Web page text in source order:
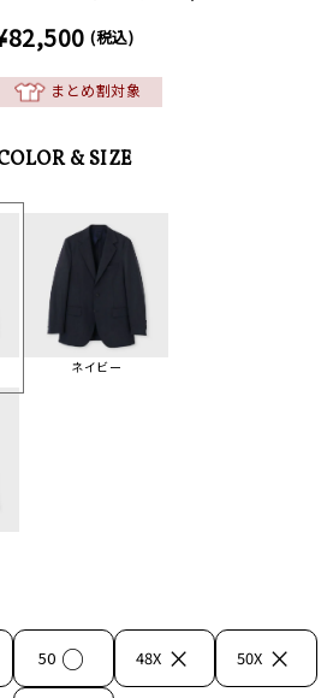
(税込)
まとめ割対象
& SIZE
ネイビー
50 ○ 48X × 50X ×